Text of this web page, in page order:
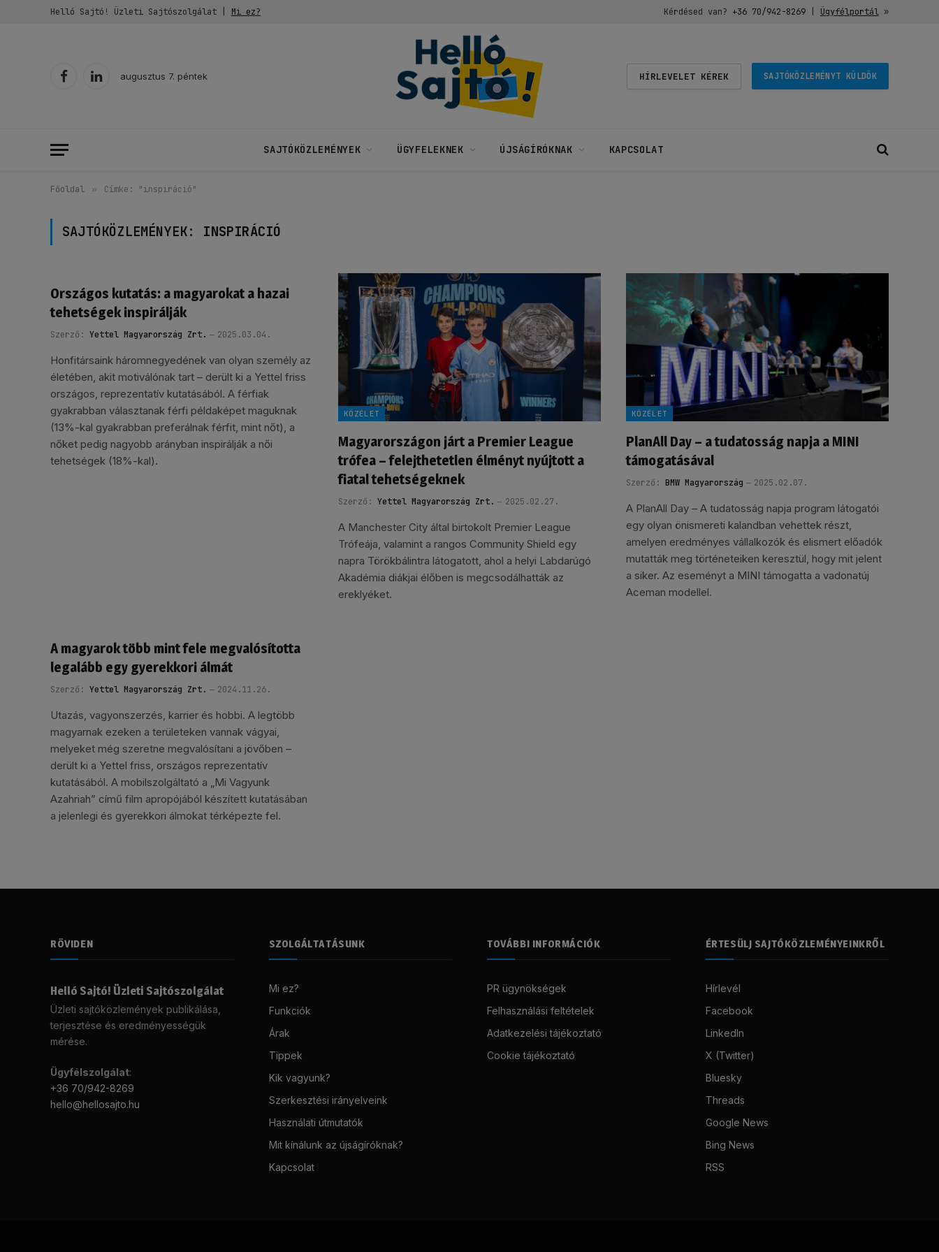
Helló Sajtó! Üzleti Sajtószolgálat | Mi ez? Kérdésed van? +36 70/942-8269| Ügyfélportál»
FacebookLinkedIn
augusztus 7. péntek HÍRLEVELET KÉREK SAJTÓKÖZLEMÉNYT KÜLDÖK
SAJTÓKÖZLEMÉNYEK ÜGYFELEKNEK ÚJSÁGÍRÓKNAK KAPCSOLAT
Főoldal » Címke: "inspiráció"
SAJTÓKÖZLEMÉNYEK: INSPIRÁCIÓ
Országos kutatás: a magyarokat a hazai
tehetségek inspirálják
Szerző: Yettel Magyarország Zrt. 2025.03.04.
Honfitársaink háromnegyedének van olyan személy az
életében, akit motiválónak tart – derült ki a Yettel friss
országos, reprezentatív kutatásából. A férfiak
gyakrabban választanak férfi példaképet maguknak
(13%-kal gyakrabban preferálnak férfit, mint nőt), a
nőket pedig nagyobb arányban inspirálják a női
tehetségek (18%-kal).
KÖZÉLET
Magyarországon járt a Premier League
trófea – felejthetetlen élményt nyújtott a
fiatal tehetségeknek
Szerző: Yettel Magyarország Zrt. 2025.02.27.
A Manchester City által birtokolt Premier League
Trófeája, valamint a rangos Community Shield egy
napra Törökbálintra látogatott, ahol a helyi Labdarúgó
Akadémia diákjai élőben is megcsodálhatták az
ereklyéket.
KÖZÉLET
PlanAll Day – a tudatosság napja a MINI
támogatásával
Szerző: BMW Magyarország 2025.02.07.
A PlanAll Day – A tudatosság napja program látogatói
egy olyan önismereti kalandban vehettek részt,
amelyen eredményes vállalkozók és elismert előadók
mutatták meg történeteiken keresztül, hogy mit jelent
a siker. Az eseményt a MINI támogatta a vadonatúj
Aceman modellel.
A magyarok több mint fele megvalósította
legalább egy gyerekkori álmát
Szerző: Yettel Magyarország Zrt. 2024.11.26.
Utazás, vagyonszerzés, karrier és hobbi. A legtöbb
magyarnak ezeken a területeken vannak vágyai,
melyeket még szeretne megvalósítani a jövőben –
derült ki a Yettel friss, országos reprezentatív
kutatásából. A mobilszolgáltató a „Mi Vagyunk
Azahriah” című film apropójából készített kutatásában
a jelenlegi és gyerekkori álmokat térképezte fel.
RÖVIDEN
Helló Sajtó! Üzleti Sajtószolgálat
Üzleti sajtóközlemények publikálása,
terjesztése és eredményességük
mérése.
Ügyfélszolgálat:
+36 70/942-8269
hello@hellosajto.hu
SZOLGÁLTATÁSUNK
Mi ez?
Funkciók
Árak
Tippek
Kik vagyunk?
Szerkesztési irányelveink
Használati útmutatók
Mit kínálunk az újságíróknak?
Kapcsolat
TOVÁBBI INFORMÁCIÓK
PR ügynökségek
Felhasználási feltételek
Adatkezelési tájékoztató
Cookie tájékoztató
ÉRTESÜLJ SAJTÓKÖZLEMÉNYEINKRŐL
Hírlevél
Facebook
LinkedIn
X (Twitter)
Bluesky
Threads
Google News
Bing News
RSS